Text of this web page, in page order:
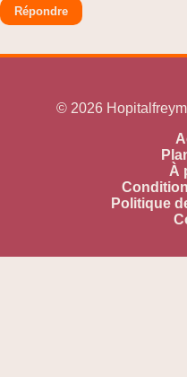
Répondre
© 2026
À
Politique